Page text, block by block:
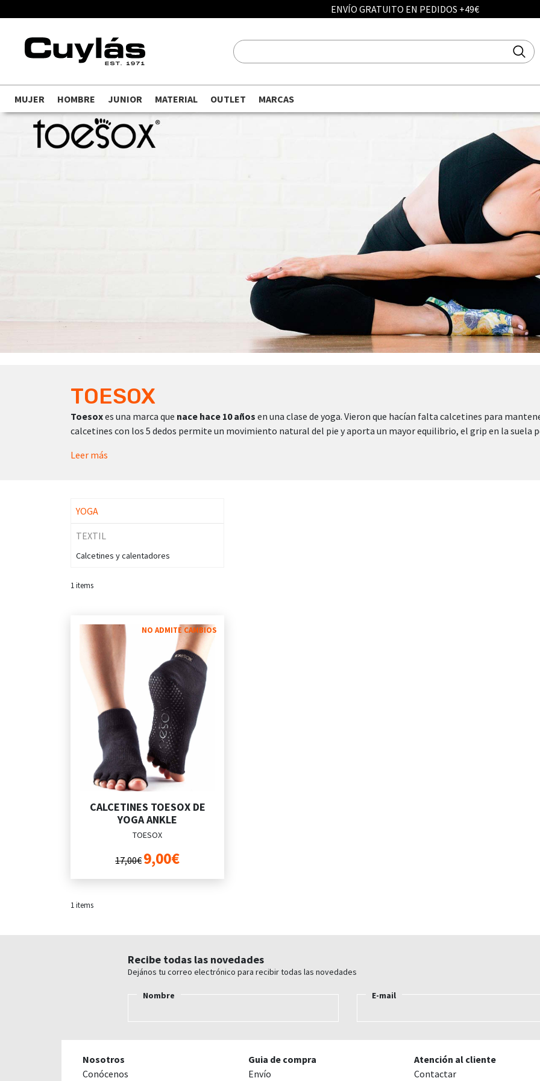
ENVÍO GRATUITO EN PEDIDOS +49€
MUJER HOMBRE JUNIOR MATERIAL OUTLET MARCAS
TOESOX
Toesoxes una marca que nace hace 10 años en una clase de yoga. Vieron que hacían falta calcetines para
calcetines con los 5 dedos permite un movimiento natural del pie y aporta un mayor equilibrio, el grip en la suela
Leer más
YOGA
TEXTIL
Calcetines y calentadores
1 items
NO ADMITE CAMBIOS
CALCETINES TOESOX DE
YOGA ANKLE
TOESOX
17,00€ 9,00€
1items
Recibe todas las novedades
Dejános tu correo electrónico para recibir todas las novedades
Nombre E-mail
Nosotros
Conócenos
Guia de compra
Envío
Atención al cliente
Contactar